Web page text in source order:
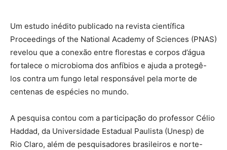
Um estudo inédito publicado na revista científica
Proceedings of the National Academy of Sciences (PNAS)
revelou que a conexão entre florestas e corpos d’água
fortalece o microbioma dos anfíbios e ajuda a protegê-
los contra um fungo letal responsável pela morte de
centenas de espécies no mundo.
A pesquisa contou com a participação do professor Célio
Haddad, da Universidade Estadual Paulista (Unesp) de
Rio Claro, além de pesquisadores brasileiros e norte-